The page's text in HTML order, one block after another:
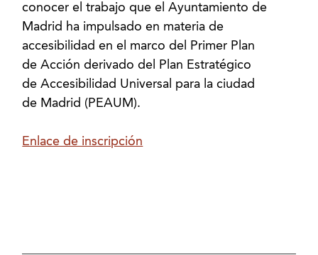
conocer el trabajo que el Ayuntamiento de
Madrid ha impulsado en materia de
accesibilidad en el marco del Primer Plan
de Acción derivado del Plan Estratégico
de Accesibilidad Universal para la ciudad
de Madrid (PEAUM).
Enlace de inscripción